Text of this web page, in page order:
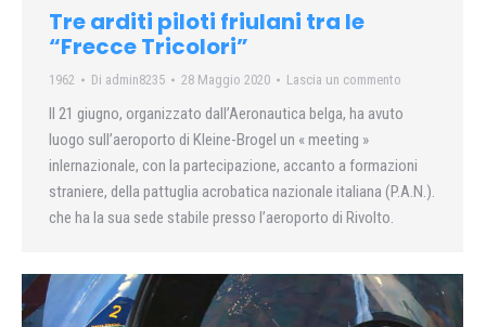
Tre arditi piloti friulani tra le
“Frecce Tricolori”
1962 Di admin8235 28 Maggio 2020 Lascia un commento
Il 21 giugno, organizzato dall’Aeronautica belga, ha avuto
luogo sull’aeroporto di Kleine-Brogel un « meeting »
inlernazionale, con la partecipazione, accanto a formazioni
straniere, della pattuglia acrobatica nazionale italiana (P.A.N.).
che ha la sua sede stabile presso l’aeroporto di Rivolto.